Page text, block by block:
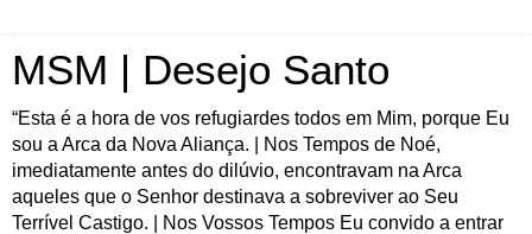
MSM | Desejo Santo
“Esta é a hora de vos refugiardes todos em Mim, porque Eu
sou a Arca da Nova Aliança. | Nos Tempos de Noé,
imediatamente antes do dilúvio, encontravam na Arca
aqueles que o Senhor destinava a sobreviver ao Seu
Terrível Castigo. | Nos Vossos Tempos Eu convido a entrar